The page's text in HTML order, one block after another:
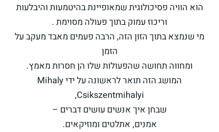
הוא הוויה פסיכולוגית שמאופיינת בהיטמעות והיבלעות
וריכוז עמוק בתוך פעולה מסוימת .
מי שנמצא בתוך הזון הזה, הרבה פעמים מאבד מעקב על
הזמן
ומחווה תחושה שהפעולות שלו הן חסרות מאמץ.
המושג הזה תואר לראשונה על ידי Mihaly
Csikszentmihalyi,
שבחן איך אנשים עושים דברים –
אמנים, אתלטים ומוזיקאים.